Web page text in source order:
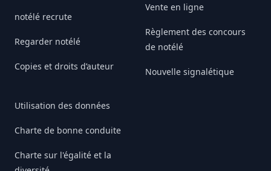
notélé recrute
Regarder notélé
Copies et droits d’auteur
Utilisation des données
Charte de bonne conduite
Charte sur l'égalité et la
Vente en ligne
Règlement des concours
de notélé
Nouvelle signalétique